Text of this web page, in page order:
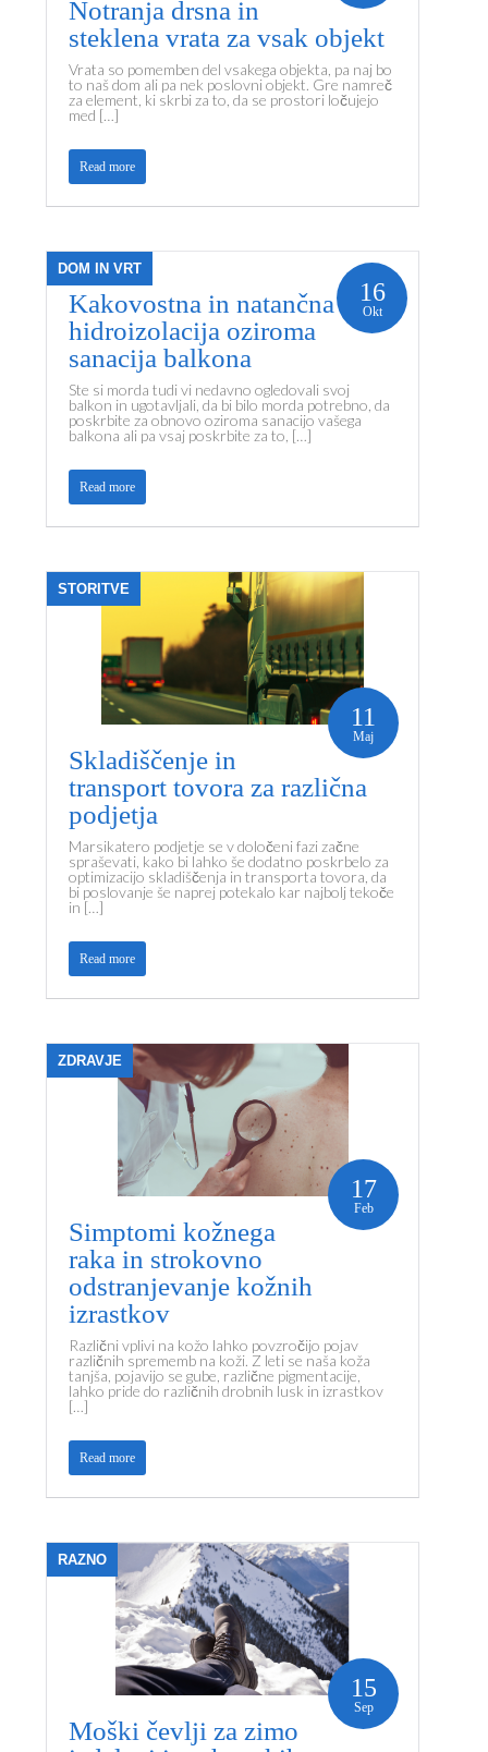
Notranja drsna in
steklena vrata za vsak objekt
Vrata so pomemben del vsakega objekta, pa naj bo
to naš dom ali pa nek poslovni objekt. Gre namreč
za element, ki skrbi za to, da se prostori ločujejo
med […]
Read more
DOM IN VRT
16
Okt
Kakovostna in natančna
hidroizolacija oziroma
sanacija balkona
Ste si morda tudi vi nedavno ogledovali svoj
balkon in ugotavljali, da bi bilo morda potrebno, da
poskrbite za obnovo oziroma sanacijo vašega
balkona ali pa vsaj poskrbite za to, […]
Read more
STORITVE
11
Maj
Skladiščenje in
transport tovora za različna
podjetja
Marsikatero podjetje se v določeni fazi začne
spraševati, kako bi lahko še dodatno poskrbelo za
optimizacijo skladiščenja in transporta tovora, da
bi poslovanje še naprej potekalo kar najbolj tekoče
in […]
Read more
ZDRAVJE
17
Feb
Simptomi kožnega
raka in strokovno
odstranjevanje kožnih
izrastkov
Različni vplivi na kožo lahko povzročijo pojav
različnih sprememb na koži. Z leti se naša koža
tanjša, pojavijo se gube, različne pigmentacije,
lahko pride do različnih drobnih lusk in izrastkov
[…]
Read more
RAZNO
15
Sep
Moški čevlji za zimo